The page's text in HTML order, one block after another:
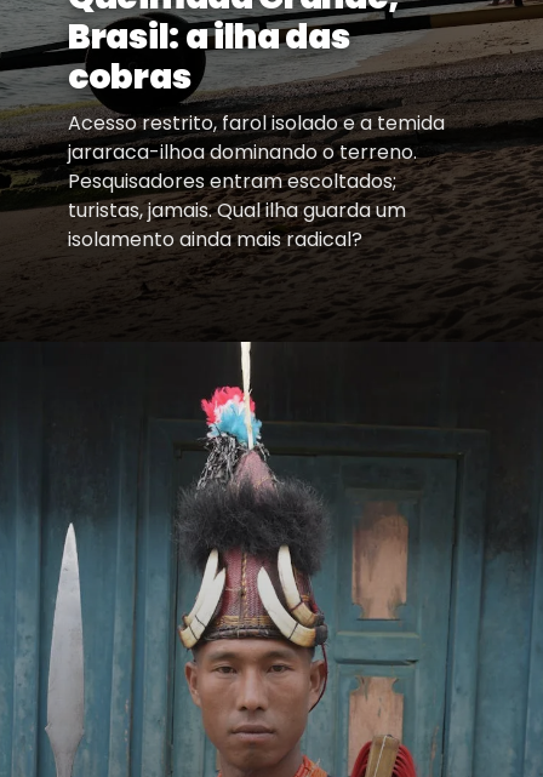
Brasil: a ilha das
cobras
Acesso restrito, farol isolado e a temida
jararaca-ilhoa dominando o terreno.
Pesquisadores entram escoltados;
turistas, jamais. Qual ilha guarda um
isolamento ainda mais radical?